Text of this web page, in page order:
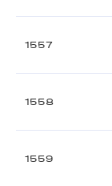
1557
1558
1559